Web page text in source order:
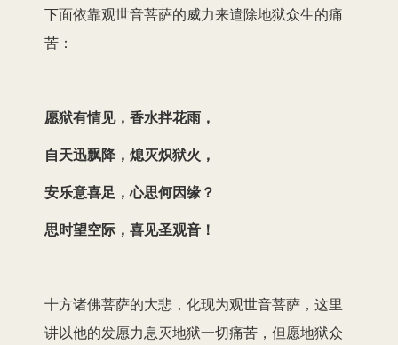
下面依靠观世音菩萨的威力来遣除地狱众生的痛
苦：
愿狱有情见，香水拌花雨，
自天迅飘降，熄灭炽狱火，
安乐意喜足，心思何因缘？
思时望空际，喜见圣观音！
十方诸佛菩萨的大悲，化现为观世音菩萨，这里
讲以他的发愿力息灭地狱一切痛苦，但愿地狱众